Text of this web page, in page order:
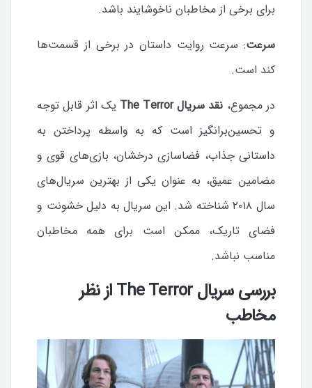
برای برخی از مخاطبان ناخوشایند باشد.
سرعت: سرعت روایت داستان در برخی از قسمت‌ها
کند است.
در مجموع، نقد سریال The Terror
یک اثر قابل توجه
و تحسین‌برانگیز است که به واسطه پرداختن به
داستانی جذاب، فضاسازی درخشان، بازی‌های قوی و
مضامین عمیق، به عنوان یکی از بهترین سریال‌های
سال ۲۰۱۸ شناخته شد. این سریال به دلیل خشونت و
فضای تاریک، ممکن است برای همه مخاطبان
مناسب نباشد.
بررسی سریال The Terror از نظر
مخاطب